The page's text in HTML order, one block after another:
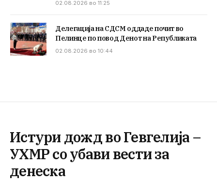
02.08.2026 во 11:25
Делегација на СДСМ оддаде почит во
Пелинце по повод Денот на Републиката
02.08.2026 во 10:44
Истури дожд во Гевгелија –
УХМР со убави вести за
денеска